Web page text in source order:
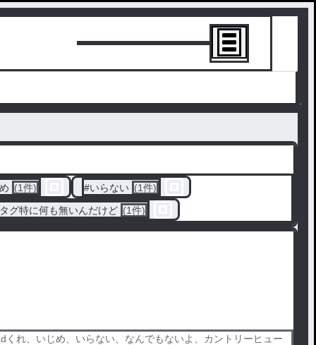
(1件) #いらない (1件)
タグ特に何も無いんだけど (1件)
れ、いじめ、いらない、なんでもないよ、カントリーヒュー